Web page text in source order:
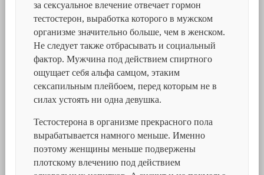
за сексуальное влечение отвечает гормон
тестостерон, выработка которого в мужском
организме значительно больше, чем в женском.
Не следует также отбрасывать и социальный
фактор. Мужчина под действием спиртного
ощущает себя альфа самцом, этаким
сексапильным плейбоем, перед которым не в
силах устоять ни одна девушка.
Тестостерона в организме прекрасного пола
вырабатывается намного меньше. Именно
поэтому женщины меньше подвержены
плотскому влечению под действием